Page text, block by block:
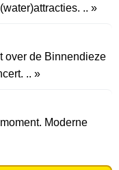
.. »
over de Binnendieze
.. »
Moderne